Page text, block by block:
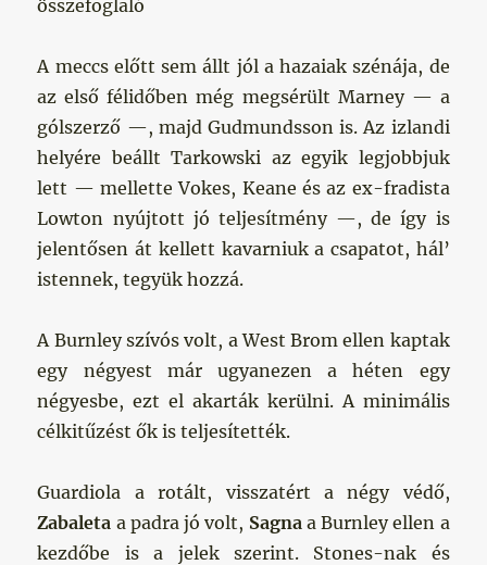
A meccs előtt sem állt jól a hazaiak szénája, de
az első félidőben még megsérült Marney — a
gólszerző —, majd Gudmundsson is. Az izlandi
helyére beállt Tarkowski az egyik legjobbjuk
lett — mellette Vokes, Keane és az ex-fradista
Lowton nyújtott jó teljesítmény —, de így is
jelentősen át kellett kavarniuk a csapatot, hál’
istennek, tegyük hozzá.
A Burnley szívós volt, a West Brom ellen kaptak
egy négyest már ugyanezen a héten egy
négyesbe, ezt el akarták kerülni. A minimális
célkitűzést ők is teljesítették.
Guardiola a rotált, visszatért a négy védő,
Zabaleta a padra jó volt, Sagnaa Burnley ellen a
kezdőbe is a jelek szerint. Stones-nak és